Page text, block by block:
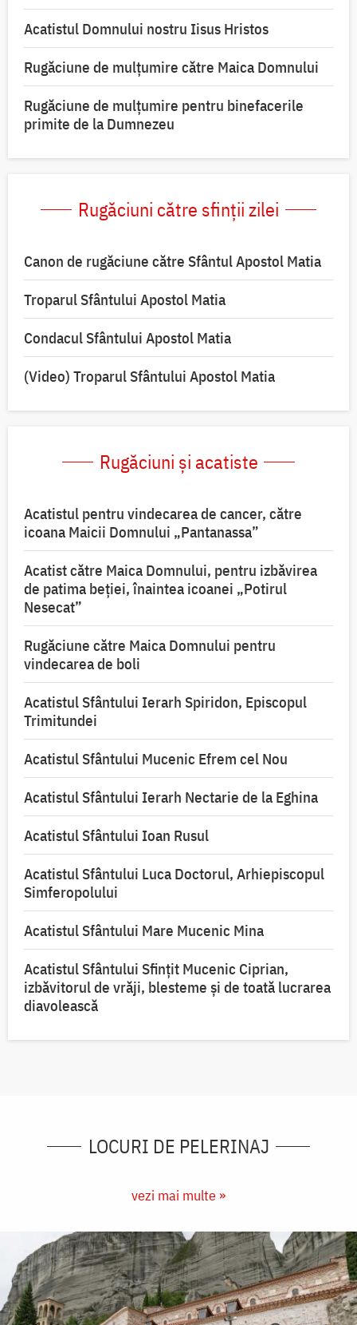
Acatistul Domnului nostru Iisus Hristos
Rugăciune de mulţumire către Maica Domnului
Rugăciune de mulțumire pentru binefacerile
primite de la Dumnezeu
Rugăciuni către sfinții zilei
Canon de rugăciune către Sfântul Apostol Matia
Troparul Sfântului Apostol Matia
Condacul Sfântului Apostol Matia
(Video) Troparul Sfântului Apostol Matia
Rugăciuni și acatiste
Acatistul pentru vindecarea de cancer, către
icoana Maicii Domnului „Pantanassa”
Acatist către Maica Domnului, pentru izbăvirea
de patima beției, înaintea icoanei „Potirul
Nesecat”
Rugăciune către Maica Domnului pentru
vindecarea de boli
Acatistul Sfântului Ierarh Spiridon, Episcopul
Trimitundei
Acatistul Sfântului Mucenic Efrem cel Nou
Acatistul Sfântului Ierarh Nectarie de la Eghina
Acatistul Sfântului Ioan Rusul
Acatistul Sfântului Luca Doctorul, Arhiepiscopul
Simferopolului
Acatistul Sfântului Mare Mucenic Mina
Acatistul Sfântului Sfințit Mucenic Ciprian,
izbăvitorul de vrăji, blesteme și de toată lucrarea
diavolească
LOCURI DE PELERINAJ
vezi mai multe »